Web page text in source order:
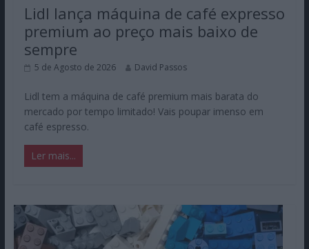
Lidl lança máquina de café expresso
premium ao preço mais baixo de
sempre
5 de Agosto de 2026 David Passos
Lidl tem a máquina de café premium mais barata do
mercado por tempo limitado! Vais poupar imenso em
café espresso.
Ler mais...